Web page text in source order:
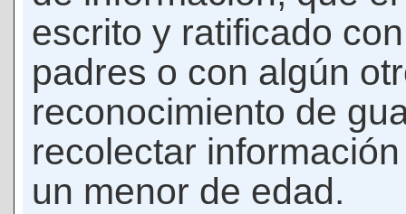
escrito y ratificado
padres o con algún
reconocimiento de
recolectar
un menor de edad.